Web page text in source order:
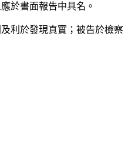
於書面報告中具名。
利於發現真實；被告於檢察